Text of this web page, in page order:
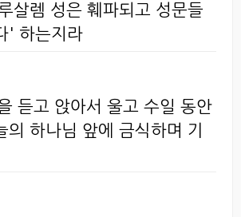
살렘 성은 훼파되고 성문들
' 하는지라
듣고 앉아서 울고 수일 동안
의 하나님 앞에 금식하며 기